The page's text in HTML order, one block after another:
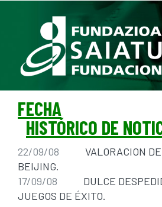
contenido
FECHA
HISTÓRICO DE
22/09/08 VALORACION
BEIJING.
17/09/08 DULCE
JUEGOS DE ÉXITO.